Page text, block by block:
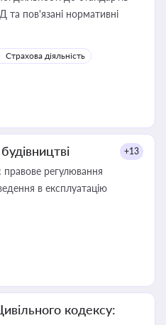
та пов'язані нормативні
Страхова діяльність
+13
регулювання
в експлуатацію
кодексу: